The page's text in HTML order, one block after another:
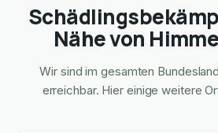
Nähe von
Wir sind im gesamten Bundesland
erreichbar. Hier einige weitere